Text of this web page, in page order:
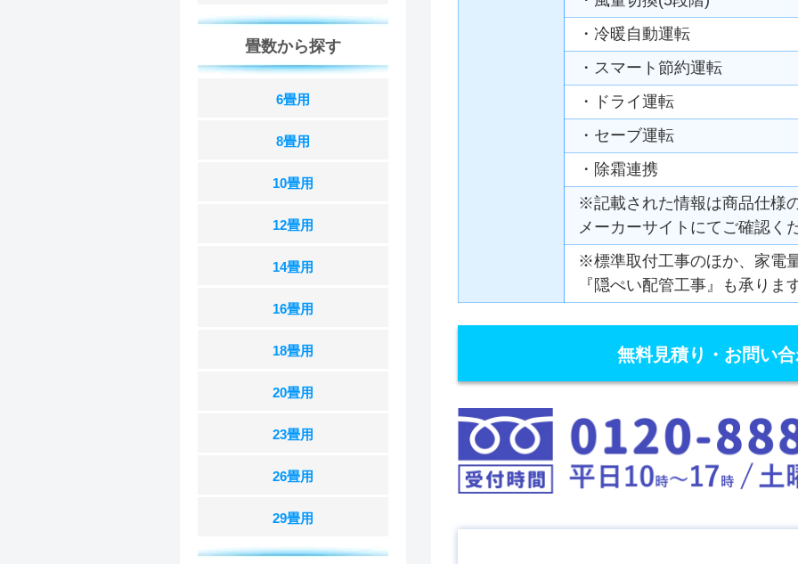
・冷暖自動運転
・スマート節約運転
・ドライ運転
・セーブ運転
・除霜連携
※記載された情報は商品仕様
メーカーサイトにてご確認く
※標準取付工事のほか、家電
『隠ぺい配管工事』も承りま
無料見積り・お問い
畳数から探す
6畳用
8畳用
10畳用
12畳用
14畳用
16畳用
18畳用
20畳用
23畳用
26畳用
29畳用